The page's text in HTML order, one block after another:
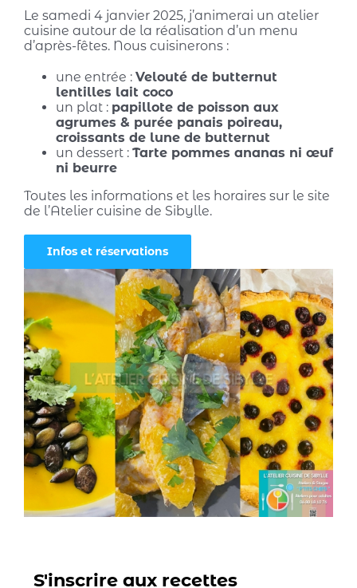
Le samedi 4 janvier 2025, j’animerai un atelier
cuisine autour de la réalisation d’un menu
d’après-fêtes. Nous cuisinerons :
une entrée : Velouté de butternut
lentilles lait coco
un plat : papillote de poisson aux
agrumes & purée panais poireau,
croissants de lune de butternut
un dessert : Tarte pommes ananas ni œuf
ni beurre
Toutes les informations et les horaires sur le site
de l’Atelier cuisine de Sibylle.
Infos et réservations
S'inscrire aux recettes